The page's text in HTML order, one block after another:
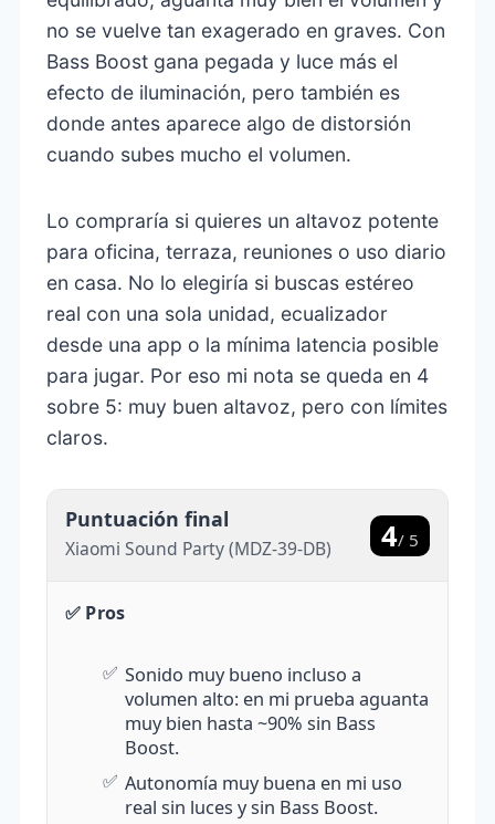
no se vuelve tan exagerado en graves. Con
Bass Boost gana pegada y luce más el
efecto de iluminación, pero también es
donde antes aparece algo de distorsión
cuando subes mucho el volumen.
Lo compraría si quieres un altavoz potente
para oficina, terraza, reuniones o uso diario
en casa. No lo elegiría si buscas estéreo
real con una sola unidad, ecualizador
desde una app o la mínima latencia posible
para jugar. Por eso mi nota se queda en 4
sobre 5: muy buen altavoz, pero con límites
claros.
Puntuación final
Xiaomi Sound Party (MDZ-39-DB) 4/ 5
✅ Pros
✅ Sonido muy bueno incluso a
volumen alto: en mi prueba aguanta
muy bien hasta ~90% sin Bass
Boost.
✅ Autonomía muy buena en mi uso
real sin luces y sin Bass Boost.